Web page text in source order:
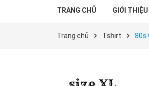
TRANG CHỦ GIỚI THIỆU
Trang chủ Tshirt 80s